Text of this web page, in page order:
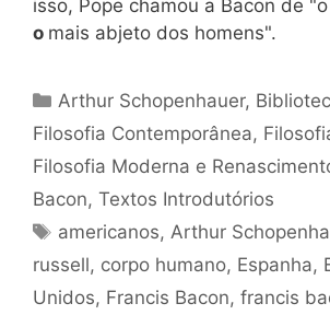
isso, Pope chamou a Bacon de
o mais abjeto dos homens".
Categorias
Arthur Schopenhauer,
Filosofia Contemporânea,
Filosofia Moderna e
Bacon, Textos Introdutórios
Tags
americanos, Arthur
russell, corpo humano, Espanha,
Unidos, Francis Bacon, francis